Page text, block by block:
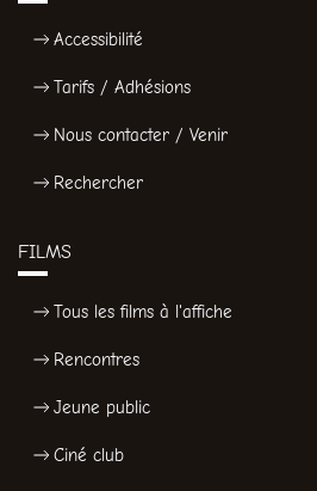
Accessibilité
Tarifs / Adhésions
Nous contacter / Venir
Rechercher
FILMS
Tous les films à l'affiche
Rencontres
Jeune public
Ciné club